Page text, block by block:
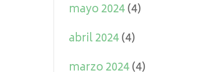
mayo 2024(4)
abril 2024(4)
marzo 2024(4)